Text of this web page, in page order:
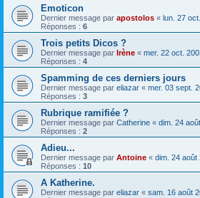
Emoticon
Dernier message par apostolos « lun. 27
Réponses : 6
Trois petits Dicos ?
Dernier message par Irène « mer. 22 oct.
Réponses : 4
Spamming de ces derniers jours
Dernier message par eliazar « mer. 03 sept.
Réponses : 3
Rubrique ramifiée ?
Dernier message par Catherine « dim. 24
Réponses : 2
Adieu...
Dernier message par Antoine « dim. 24 août
Réponses : 10
A Katherine.
Dernier message par eliazar « sam. 16 août